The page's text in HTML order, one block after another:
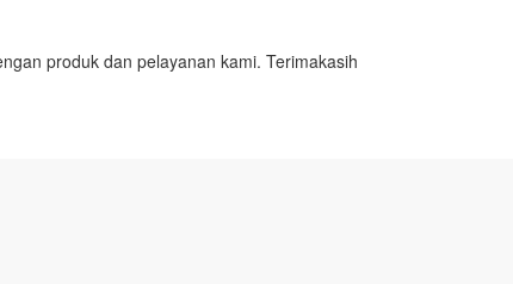
produk dan pelayanan kami. Terimakasih